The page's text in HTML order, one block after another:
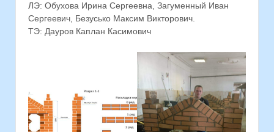
ЛЭ: Обухова Ирина Сергеевна, Загуменный Иван
Сергеевич, Безусько Максим Викторович.
ТЭ: Дауров Каплан Касимович